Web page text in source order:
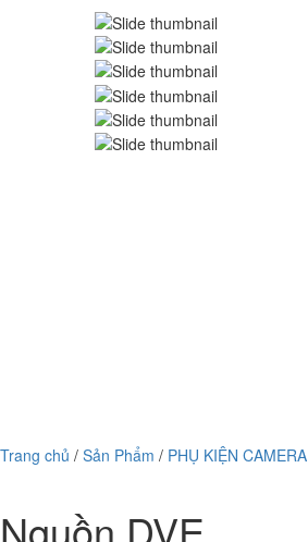
Trang chủ / Sản Phẩm / PHỤ KIỆN CAMERA